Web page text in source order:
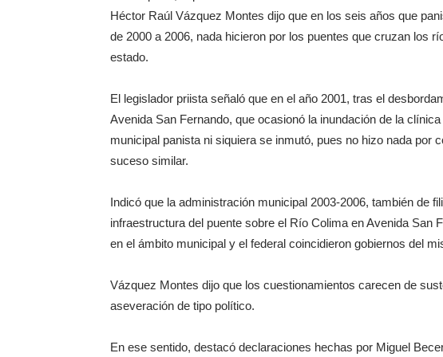
Héctor Raúl Vázquez Montes dijo que en los seis años que
de 2000 a 2006, nada hicieron por los puentes que cruzan los
estado.
El legislador priista señaló que en el año 2001, tras el
Avenida San Fernando, que ocasionó la inundación de la
municipal panista ni siquiera se inmutó, pues no hizo nada por
suceso similar.
Indicó que la administración municipal 2003-2006, también de
infraestructura del puente sobre el Río Colima en Avenida San
en el ámbito municipal y el federal coincidieron gobiernos del
Vázquez Montes dijo que los cuestionamientos carecen de
aseveración de tipo político.
En ese sentido, destacó declaraciones hechas por Miguel